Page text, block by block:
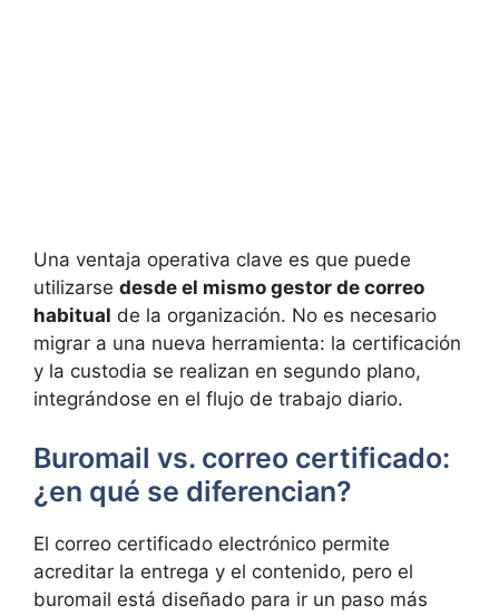
Una ventaja operativa clave es que puede
utilizarse desde el mismo gestor de correo
habitual de la organización. No es necesario
migrar a una nueva herramienta: la certificación
y la custodia se realizan en segundo plano,
integrándose en el flujo de trabajo diario.
Buromail vs. correo certificado:
¿en qué se diferencian?
El correo certificado electrónico permite
acreditar la entrega y el contenido, pero el
buromail está diseñado para ir un paso más